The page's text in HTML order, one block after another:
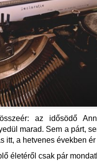
az idősödő
marad. Sem a párt,
itt, a hetvenes években ér
életéről csak pár